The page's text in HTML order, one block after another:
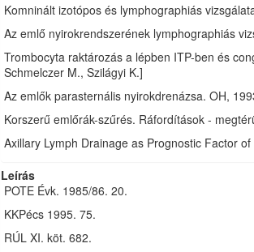
Komninált izotópos és lymphographiás
Az emlő nyirokrendszerének lymphographiás
Trombocyta raktározás a lépben ITP-ben és
Schmelczer M., Szilágyi K.]
Az emlők parasternális nyirokdrenázsa. OH,
Korszerű emlőrák-szűrés. Ráfordítások -
Axillary Lymph Drainage as Prognostic Factor
Leírás
POTE Évk. 1985/86. 20.
KKPécs 1995. 75.
RÚL XI. köt. 682.